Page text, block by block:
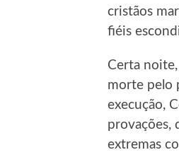
cristãos
fiéis
Certa
morte pelo
execução,
provações,
extremas